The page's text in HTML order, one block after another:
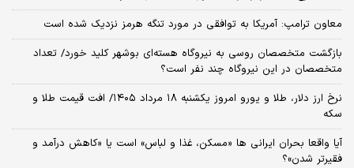
معاون ترامپ: آمریکا به توافقی در مورد تنگه هرمز نزدیک شده است
بازگشت متخصصان روسی به نیروگاه هسته‌ای بوشهر کلید خورد/ تعداد
متخصصان در این نیروگاه چند نفر است؟
نرخ ارز دلار، طلا و یورو امروز یکشنبه ۱۸ مرداد ۱۴۰۵/ افت قیمت طلا و
سکه
آیا واقعا بحران ایرانی ها «مسکن، غذا و لباس» است یا «کاهش درآمد و
فقیرتر شدن»؟